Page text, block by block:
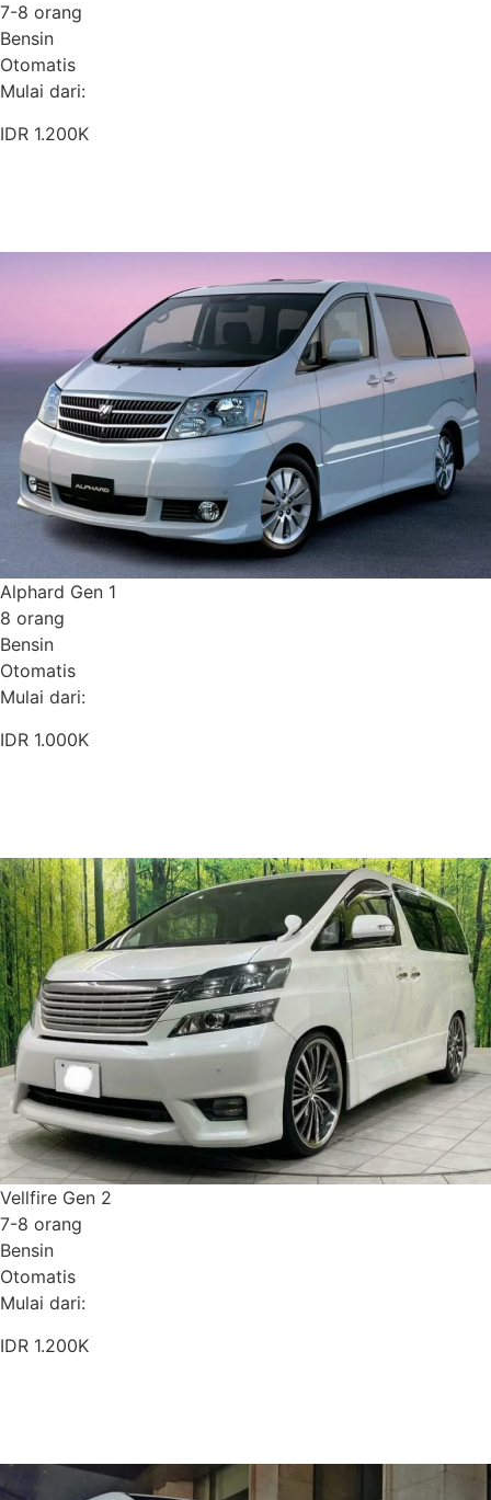
7-8 orang
Bensin
Otomatis
Mulai dari:
IDR 1.200K
Alphard Gen 1
8 orang
Bensin
Otomatis
Mulai dari:
IDR 1.000K
Vellfire Gen 2
7-8 orang
Bensin
Otomatis
Mulai dari:
IDR 1.200K